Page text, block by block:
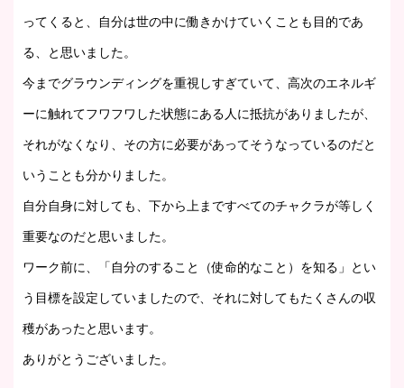
ってくると、自分は世の中に働きかけていくことも目的であ
る、と思いました。
今までグラウンディングを重視しすぎていて、高次のエネルギ
ーに触れてフワフワした状態にある人に抵抗がありましたが、
それがなくなり、その方に必要があってそうなっているのだと
いうことも分かりました。
自分自身に対しても、下から上まですべてのチャクラが等しく
重要なのだと思いました。
ワーク前に、「自分のすること（使命的なこと）を知る」とい
う目標を設定していましたので、それに対してもたくさんの収
穫があったと思います。
ありがとうございました。